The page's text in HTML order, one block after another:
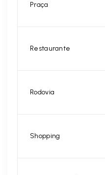
Praça
Restaurante
Rodovia
Shopping